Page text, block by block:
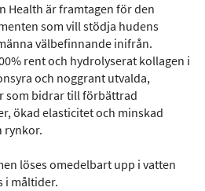
Health är framtagen för den
som vill stödja hudens
välbefinnande inifrån.
rent och hydrolyserat kollagen i
och noggrant utvalda,
som bidrar till förbättrad
ökad elasticitet och minskad
rynkor.
löses omedelbart upp i vatten
i måltider.